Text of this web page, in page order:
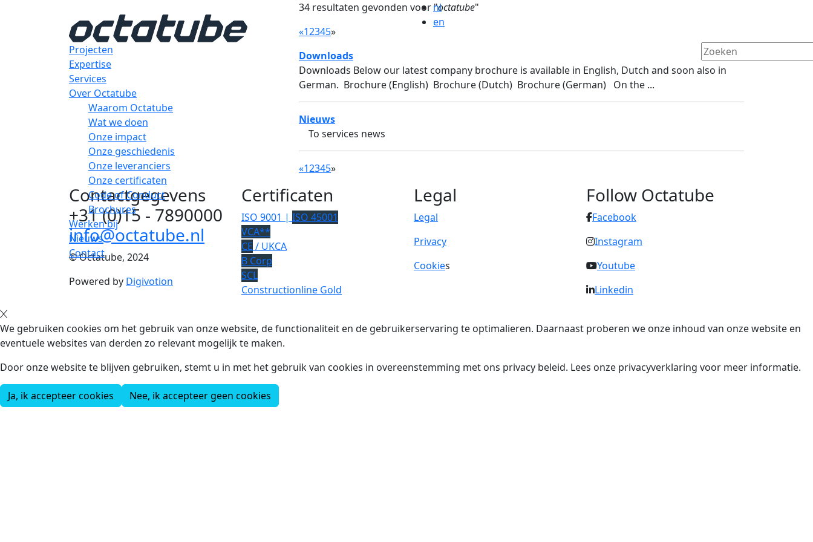
nl
en
Projecten
Expertise
Services
Over Octatube
Waarom Octatube
Wat we doen
Onze impact
Onze geschiedenis
Onze leveranciers
Onze certificaten
Code of Conduct
Brochures
Werken bij
Nieuws
Contact
34 resultaten gevonden voor "octatube"
«12345»
Downloads
Downloads Below our latest company brochure is available in English, Dutch and soon also in
German. Brochure (English) Brochure (Dutch) Brochure (German) On the ...
Nieuws
To services news
«12345»
Contactgegevens
+31 (0)15 - 7890000
info@octatube.nl
© Octatube, 2024
Powered by Digivotion
Certificaten
ISO 9001 | ISO 45001
VCA**
CE / UKCA
B Corp
SCL
Constructionline Gold
Legal
Legal
Privacy
Cookies
Follow Octatube
Facebook
Instagram
Youtube
Linkedin
We gebruiken cookies om het gebruik van onze website, de functionaliteit en de gebruikerservaring te optimalieren. Daarnaast proberen we onze inhoud van onze website en
eventuele websites van derden zo relevant mogelijk te maken.
Door onze website te blijven gebruiken, stemt u in met het gebruik van cookies in overeenstemming met ons privacy beleid. Lees onze privacyverklaring voor meer informatie.
Ja, ik accepteer cookies Nee, ik accepteer geen cookies